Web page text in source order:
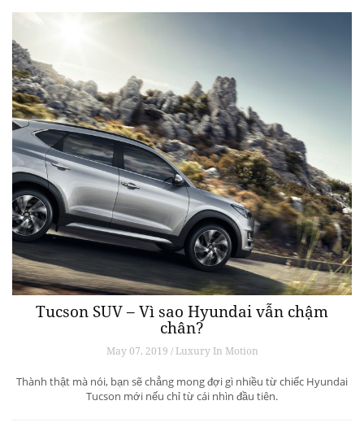
Tucson SUV – Vì sao Hyundai vẫn chậm
chân?
May 07, 2019 / Luxury In Motion
Thành thật mà nói, bạn sẽ chẳng mong đợi gì nhiều từ chiếc Hyundai
Tucson mới nếu chỉ từ cái nhìn đầu tiên.